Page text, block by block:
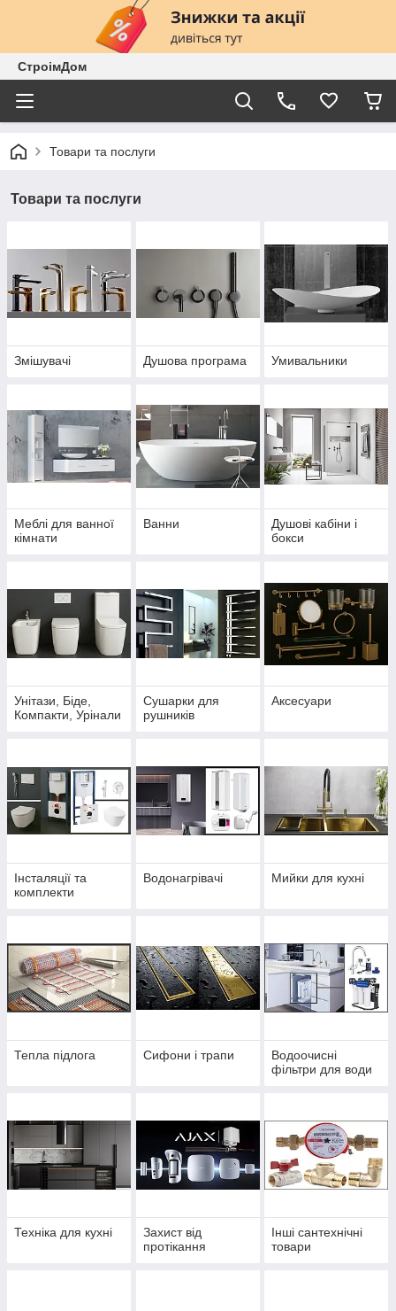
СтроімДом
Товари та послуги
Товари та послуги
Змішувачі Душова програма Умивальники
Меблі для ванної
кімнати
Ванни
Душові кабіни і
бокси
Унітази, Біде,
Компакти, Урінали
Сушарки для
рушників
Аксесуари
Інсталяції та
комплекти
Водонагрівачі Мийки для кухні
Тепла підлога Сифони і трапи
Водоочисні
фільтри для води
Техніка для кухні
Захист від
протікання
Інші сантехнічні
товари